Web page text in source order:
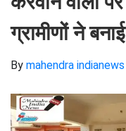
ग्रामीणों ने
By mahendra indianews